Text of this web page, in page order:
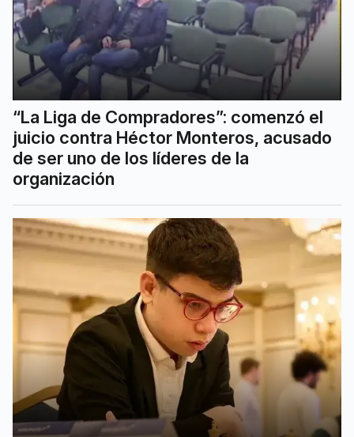
“La Liga de Compradores”: comenzó el
juicio contra Héctor Monteros, acusado
de ser uno de los líderes de la
organización